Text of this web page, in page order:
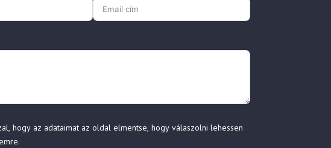
hogy az adataimat az oldal elmentse, hogy válaszolni lehessen